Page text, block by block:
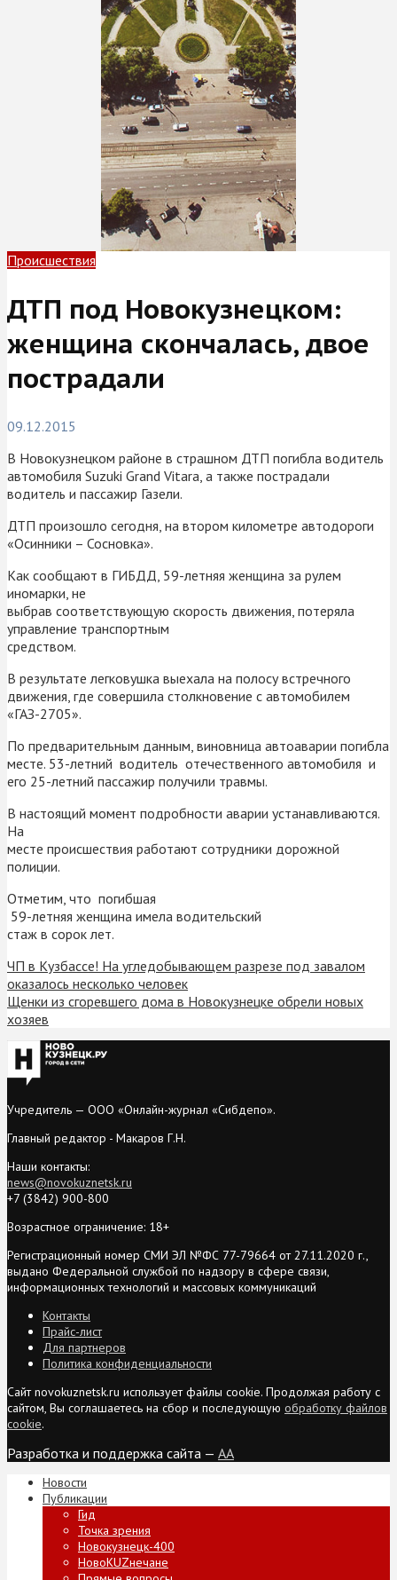
Происшествия
ДТП под Новокузнецком:
женщина скончалась, двое
пострадали
09.12.2015
В Новокузнецком районе в страшном ДТП погибла водитель
автомобиля Suzuki Grand Vitara, а также пострадали
водитель и пассажир Газели.
ДТП произошло сегодня, на втором километре автодороги
«Осинники – Сосновка».
Как сообщают в ГИБДД, 59-летняя женщина за рулем
иномарки, не
выбрав соответствующую скорость движения, потеряла
управление транспортным
средством.
В результате легковушка выехала на полосу встречного
движения, где совершила столкновение с автомобилем
«ГАЗ-2705».
По предварительным данным, виновница автоаварии погибла
месте. 53-летний водитель отечественного автомобиля и
его 25-летний пассажир получили травмы.
В настоящий момент подробности аварии устанавливаются.
На
месте происшествия работают сотрудники дорожной
полиции.
Отметим, что погибшая
59-летняя женщина имела водительский
стаж в сорок лет.
ЧП в Кузбассе! На угледобывающем разрезе под завалом
оказалось несколько человек
Щенки из сгоревшего дома в Новокузнецке обрели новых
хозяев
Учредитель — ООО «Онлайн-журнал «Сибдепо».
Главный редактор - Макаров Г.Н.
Наши контакты:
news@novokuznetsk.ru
+7 (3842) 900-800
Возрастное ограничение: 18+
Регистрационный номер СМИ ЭЛ №ФС 77-79664 от 27.11.2020 г.,
выдано Федеральной службой по надзору в сфере связи,
информационных технологий и массовых коммуникаций
Контакты
Прайс-лист
Для партнеров
Политика конфиденциальности
Сайт novokuznetsk.ru использует файлы cookie. Продолжая работу с
сайтом, Вы соглашаетесь на сбор и последующую обработку файлов
cookie.
Разработка и поддержка сайта — AA
Новости
Публикации
Гид
Точка зрения
Новокузнецк-400
НовоKUZнечане